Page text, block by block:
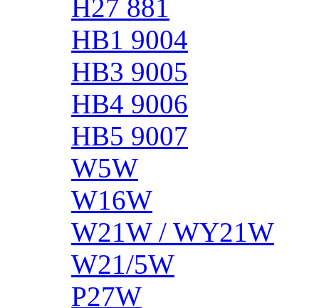
H27 881
HB1 9004
HB3 9005
HB4 9006
HB5 9007
W5W
W16W
W21W / WY21W
W21/5W
P27W